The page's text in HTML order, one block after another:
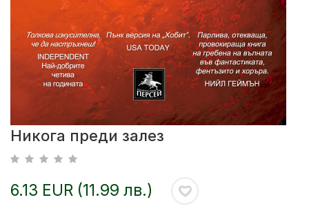
Никога преди залез
6.13 EUR (11.99 лв.)